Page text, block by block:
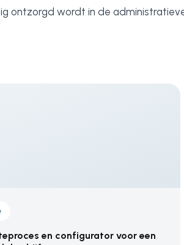
ontzorgd wordt in de
en configurator voor een